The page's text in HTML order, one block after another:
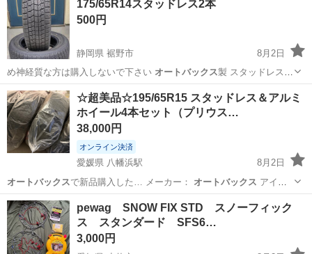
175/65R14スタッドレス2本
500円
静岡県 裾野市
8月2日
め神経質な方は購入しないで下さい オートバックス製 スタッドレス
冬タイヤ 1…
静岡 裾野市 タイヤ、ホイール スタッドレス
☆超美品☆195/65R15 スタッドレス＆アルミ
ホイール4本セット（プリウス…
38,000円
オンライン決済
愛媛県 八幡浜駅
8月2日
オートバックス
で新品購入した… メーカー： オートバックス アイス
エスポ…
愛媛 八幡浜市
pewag SNOW FIX STD スノーフィック
ス スタンダード SFS6…
3,000円